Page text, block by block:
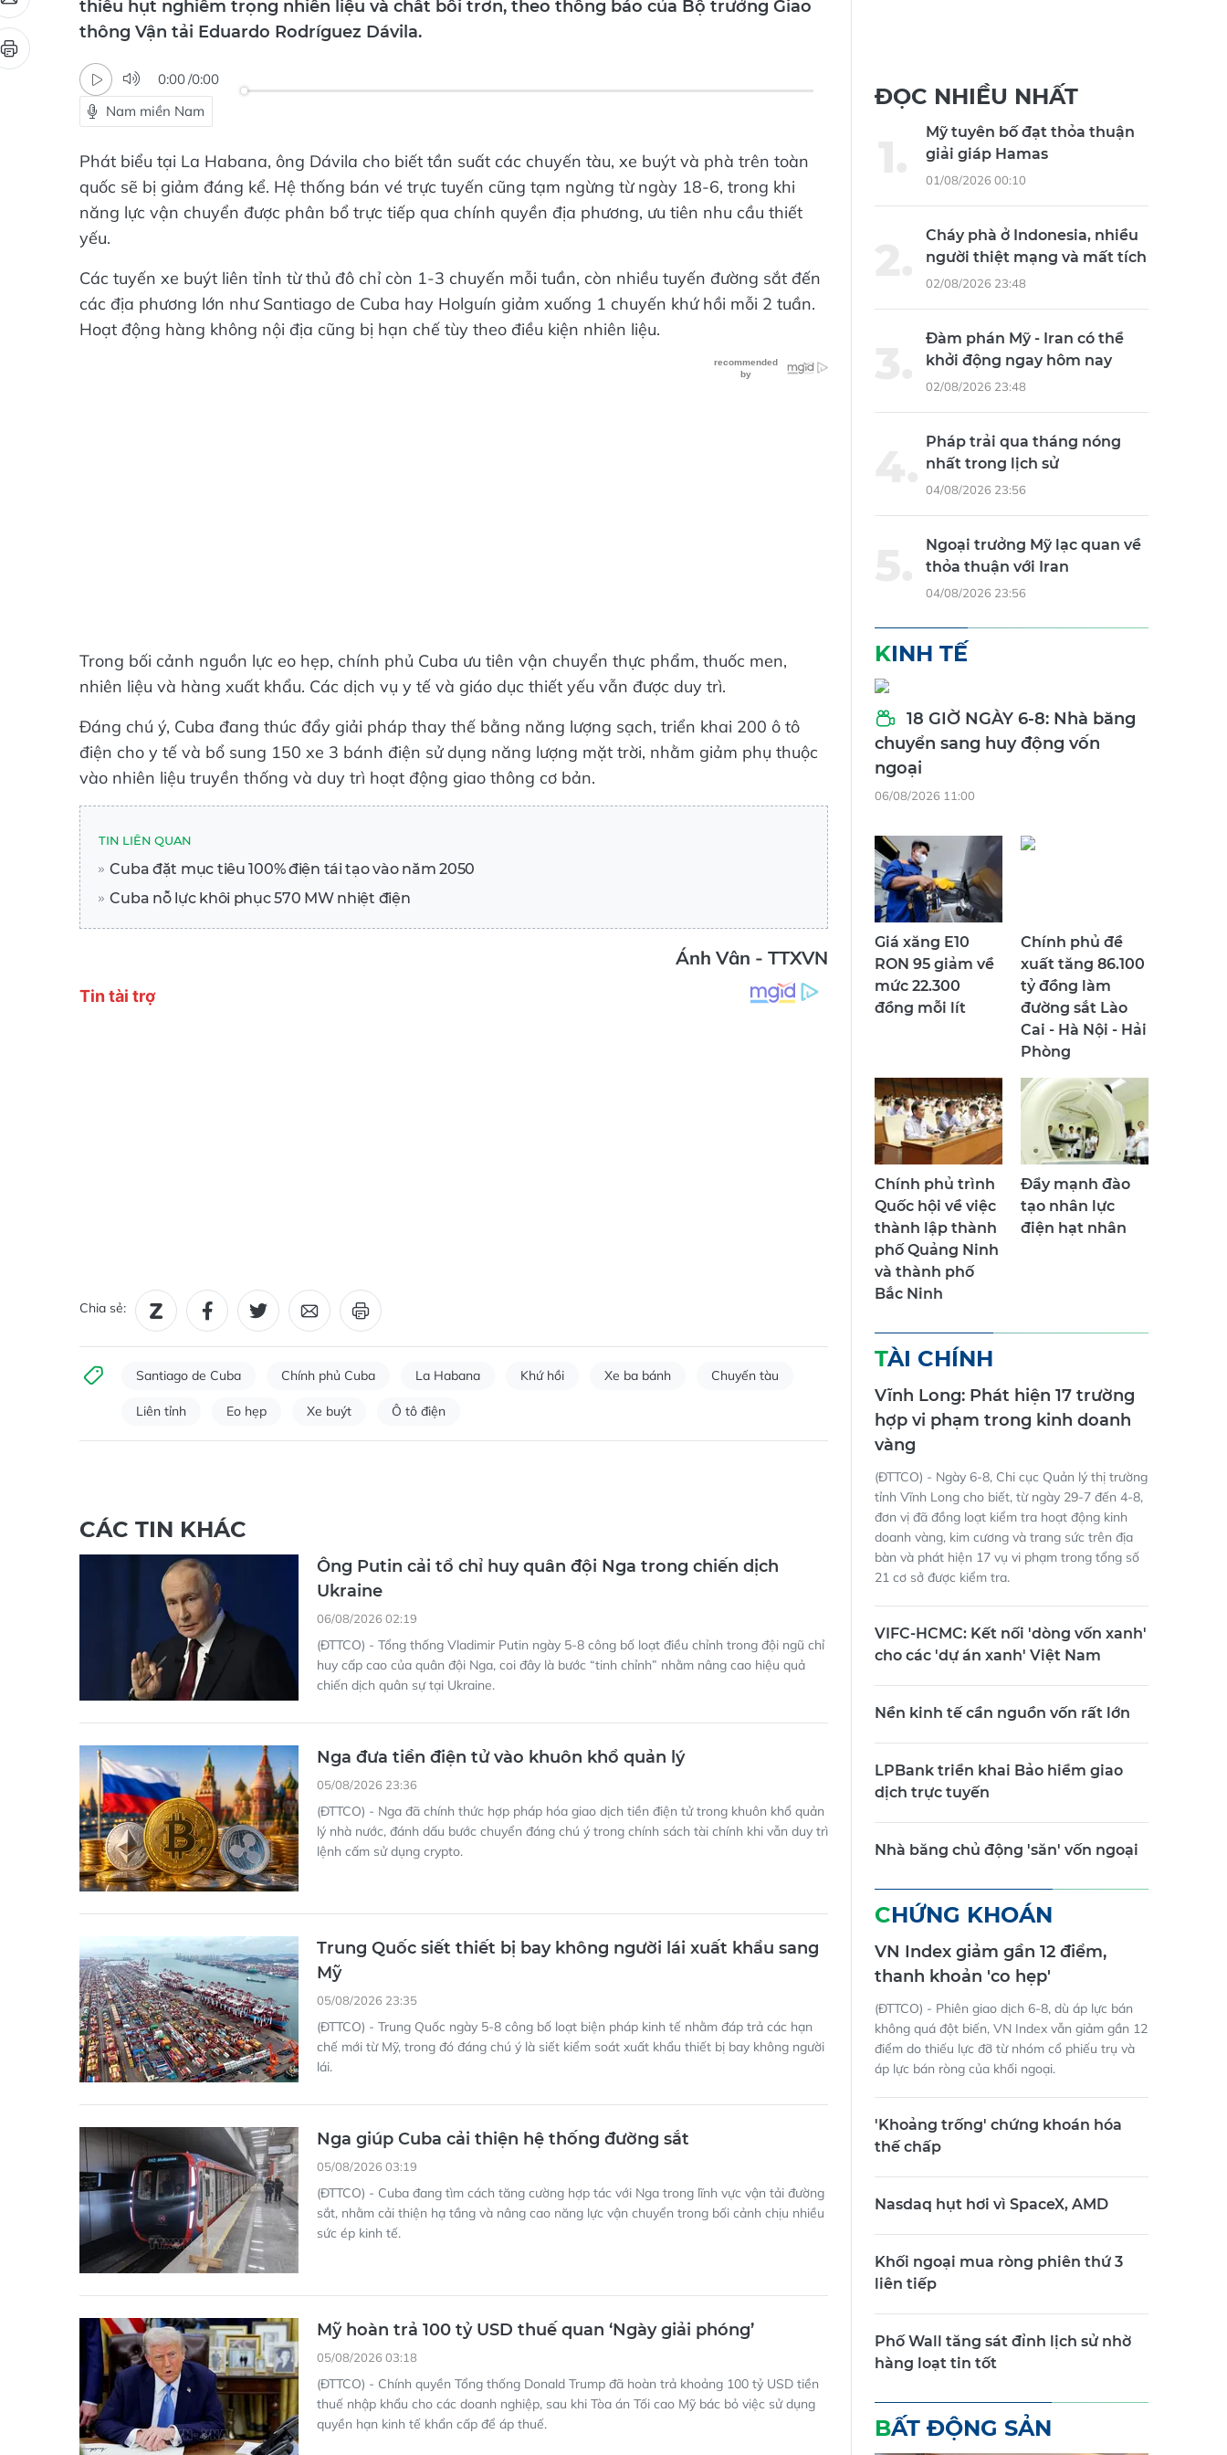
thông Vận tải Eduardo Rodríguez Dávila.
0:00 /0:00
Nam miền Nam
Phát biểu tại La Habana, ông Dávila cho biết tần suất các chuyến tàu, xe buýt và phà trên toàn
quốc sẽ bị giảm đáng kể. Hệ thống bán vé trực tuyến cũng tạm ngừng từ ngày 18-6, trong khi
năng lực vận chuyển được phân bổ trực tiếp qua chính quyền địa phương, ưu tiên nhu cầu thiết
yếu.
Các tuyến xe buýt liên tỉnh từ thủ đô chỉ còn 1-3 chuyến mỗi tuần, còn nhiều tuyến đường sắt đến
các địa phương lớn như Santiago de Cuba hay Holguín giảm xuống 1 chuyến khứ hồi mỗi 2 tuần.
Hoạt động hàng không nội địa cũng bị hạn chế tùy theo điều kiện nhiên liệu.
Trong bối cảnh nguồn lực eo hẹp, chính phủ Cuba ưu tiên vận chuyển thực phẩm, thuốc men,
nhiên liệu và hàng xuất khẩu. Các dịch vụ y tế và giáo dục thiết yếu vẫn được duy trì.
Đáng chú ý, Cuba đang thúc đẩy giải pháp thay thế bằng năng lượng sạch, triển khai 200 ô tô
điện cho y tế và bổ sung 150 xe 3 bánh điện sử dụng năng lượng mặt trời, nhằm giảm phụ thuộc
vào nhiên liệu truyền thống và duy trì hoạt động giao thông cơ bản.
TIN LIÊN QUAN
Cuba đặt mục tiêu 100% điện tái tạo vào năm 2050
Cuba nỗ lực khôi phục 570 MW nhiệt điện
Ánh Vân - TTXVN
Chia sẻ:
Santiago de Cuba Chính phủ Cuba La Habana Khứ hồi Xe ba bánh Chuyến tàu
Liên tỉnh Eo hẹp Xe buýt Ô tô điện
CÁC TIN KHÁC
Ông Putin cải tổ chỉ huy quân đội Nga trong chiến dịch
Ukraine
(ĐTTCO) - Tổng thống Vladimir Putin ngày 5-8 công bố loạt điều chỉnh trong đội ngũ chỉ
huy cấp cao của quân đội Nga, coi đây là bước “tinh chỉnh” nhằm nâng cao hiệu quả
chiến dịch quân sự tại Ukraine.
Nga đưa tiền điện tử vào khuôn khổ quản lý
(ĐTTCO) - Nga đã chính thức hợp pháp hóa giao dịch tiền điện tử trong khuôn khổ quản
lý nhà nước, đánh dấu bước chuyển đáng chú ý trong chính sách tài chính khi vẫn duy trì
lệnh cấm sử dụng crypto.
Trung Quốc siết thiết bị bay không người lái xuất khẩu sang
Mỹ
(ĐTTCO) - Trung Quốc ngày 5-8 công bố loạt biện pháp kinh tế nhằm đáp trả các hạn
chế mới từ Mỹ, trong đó đáng chú ý là siết kiểm soát xuất khẩu thiết bị bay không người
lái.
Nga giúp Cuba cải thiện hệ thống đường sắt
(ĐTTCO) - Cuba đang tìm cách tăng cường hợp tác với Nga trong lĩnh vực vận tải đường
sắt, nhằm cải thiện hạ tầng và nâng cao năng lực vận chuyển trong bối cảnh chịu nhiều
sức ép kinh tế.
Mỹ hoàn trả 100 tỷ USD thuế quan ‘Ngày giải phóng’
(ĐTTCO) - Chính quyền Tổng thống Donald Trump đã hoàn trả khoảng 100 tỷ USD tiền
thuế nhập khẩu cho các doanh nghiệp, sau khi Tòa án Tối cao Mỹ bác bỏ việc sử dụng
quyền hạn kinh tế khẩn cấp để áp thuế.
ĐỌC NHIỀU NHẤT
Mỹ tuyên bố đạt thỏa thuận
giải giáp Hamas
Cháy phà ở Indonesia, nhiều
người thiệt mạng và mất tích
Đàm phán Mỹ - Iran có thể
khởi động ngay hôm nay
Pháp trải qua tháng nóng
nhất trong lịch sử
Ngoại trưởng Mỹ lạc quan về
thỏa thuận với Iran
KINH TẾ
18 GIỜ NGÀY 6-8: Nhà băng
chuyển sang huy động vốn
ngoại
Giá xăng E10
RON 95 giảm về
mức 22.300
đồng mỗi lít
Chính phủ đề
xuất tăng 86.100
tỷ đồng làm
đường sắt Lào
Cai - Hà Nội - Hải
Phòng
Chính phủ trình
Quốc hội về việc
thành lập thành
phố Quảng Ninh
và thành phố
Bắc Ninh
Đẩy mạnh đào
tạo nhân lực
điện hạt nhân
TÀI CHÍNH
Vĩnh Long: Phát hiện 17 trường
hợp vi phạm trong kinh doanh
vàng
(ĐTTCO) - Ngày 6-8, Chi cục Quản lý thị trường
tỉnh Vĩnh Long cho biết, từ ngày 29-7 đến 4-8,
đơn vị đã đồng loạt kiểm tra hoạt động kinh
doanh vàng, kim cương và trang sức trên địa
bàn và phát hiện 17 vụ vi phạm trong tổng số
21 cơ sở được kiểm tra.
VIFC-HCMC: Kết nối 'dòng vốn xanh'
cho các 'dự án xanh' Việt Nam
Nền kinh tế cần nguồn vốn rất lớn
LPBank triển khai Bảo hiểm giao
dịch trực tuyến
Nhà băng chủ động 'săn' vốn ngoại
CHỨNG KHOÁN
VN Index giảm gần 12 điểm,
thanh khoản 'co hẹp'
(ĐTTCO) - Phiên giao dịch 6-8, dù áp lực bán
không quá đột biến, VN Index vẫn giảm gần 12
điểm do thiếu lực đỡ từ nhóm cổ phiếu trụ và
áp lực bán ròng của khối ngoại.
'Khoảng trống' chứng khoán hóa
thế chấp
Nasdaq hụt hơi vì SpaceX, AMD
Khối ngoại mua ròng phiên thứ 3
liên tiếp
Phố Wall tăng sát đỉnh lịch sử nhờ
hàng loạt tin tốt
BẤT ĐỘNG SẢN